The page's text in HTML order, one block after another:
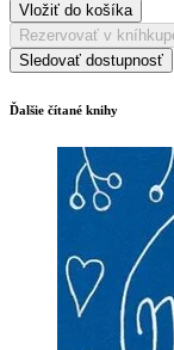
Vložiť do košíka
Rezervovať v
Sledovať dostupnosť
Ďalšie čítané knihy